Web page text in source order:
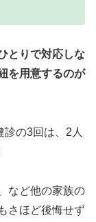
とりで対応しな
を用意するのが
の3回は、2人
など他の家族の
さほど後悔せず